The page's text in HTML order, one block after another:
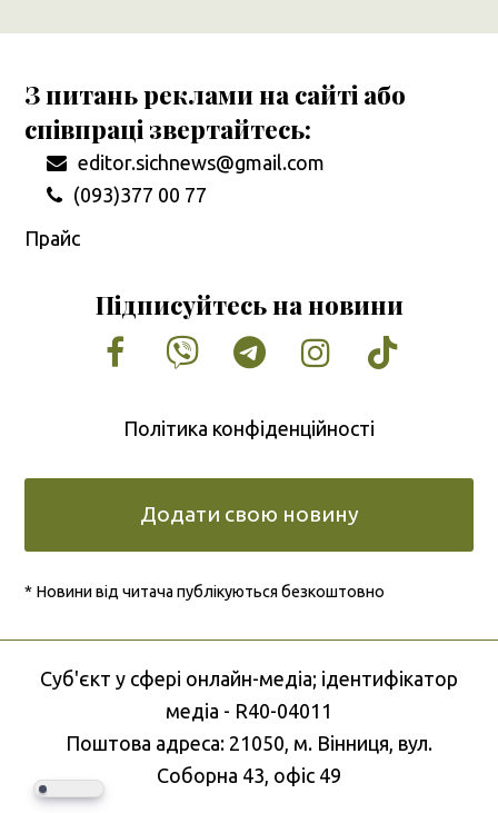
З питань реклами на сайті або
співпраці звертайтесь:
editor.sichnews@gmail.com
(093)377 00 77
Прайс
Підписуйтесь на новини
Facebook
VimeoTumblrInstagram
Tiktok
Політика конфіденційності
Додати свою новину
* Новини від читача публікуються безкоштовно
Cуб'єкт у сфері онлайн-медіа; ідентифікатор
медіа - R40-04011
Поштова адреса: 21050, м. Вінниця, вул.
Соборна 43, офіс 49